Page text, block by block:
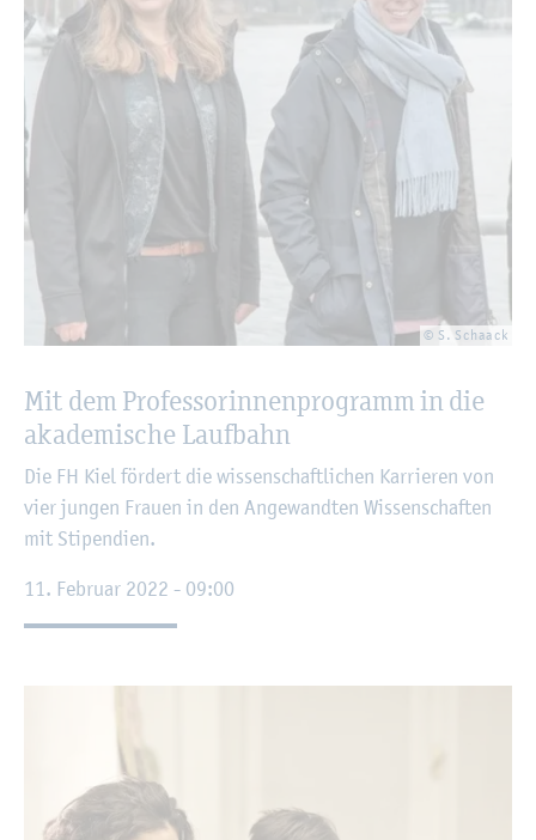
© S. Schaack
Mit dem Pro­fes­so­rin­nen­pro­gramm in die
aka­de­mi­sche Lauf­bahn
Die FH Kiel för­dert die wis­sen­schaft­li­chen Kar­rie­ren von
vier jun­gen Frau­en in den An­ge­wand­ten Wis­sen­schaf­ten
mit Sti­pen­di­en.
11. Fe­bru­ar 2022 - 09:00